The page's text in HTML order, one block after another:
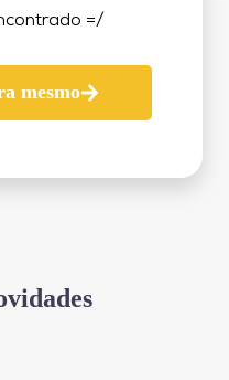
=/
mesmo